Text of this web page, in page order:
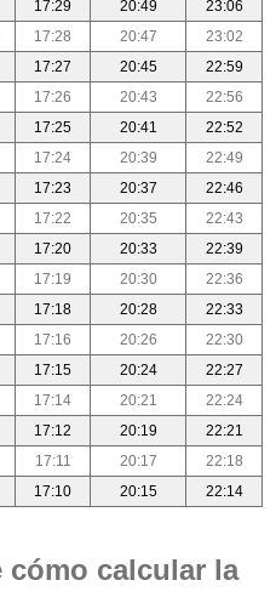
17:29 20:49
23:06
17:28 20:47
23:02
17:27 20:45
22:59
17:26 20:43
22:56
17:25 20:41
22:52
17:24 20:39
22:49
17:23 20:37
22:46
17:22 20:35
22:43
17:20 20:33
22:39
17:19 20:30
22:36
17:18 20:28
22:33
17:16 20:26
22:30
17:15 20:24
22:27
17:14 20:21
22:24
17:12 20:19
22:21
17:11 20:17
22:18
17:10 20:15 22:14
calcular la